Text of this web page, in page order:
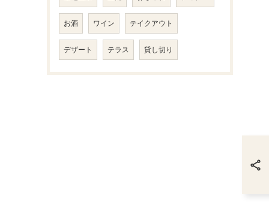
お酒 ワイン テイクアウト
デザート テラス 貸し切り